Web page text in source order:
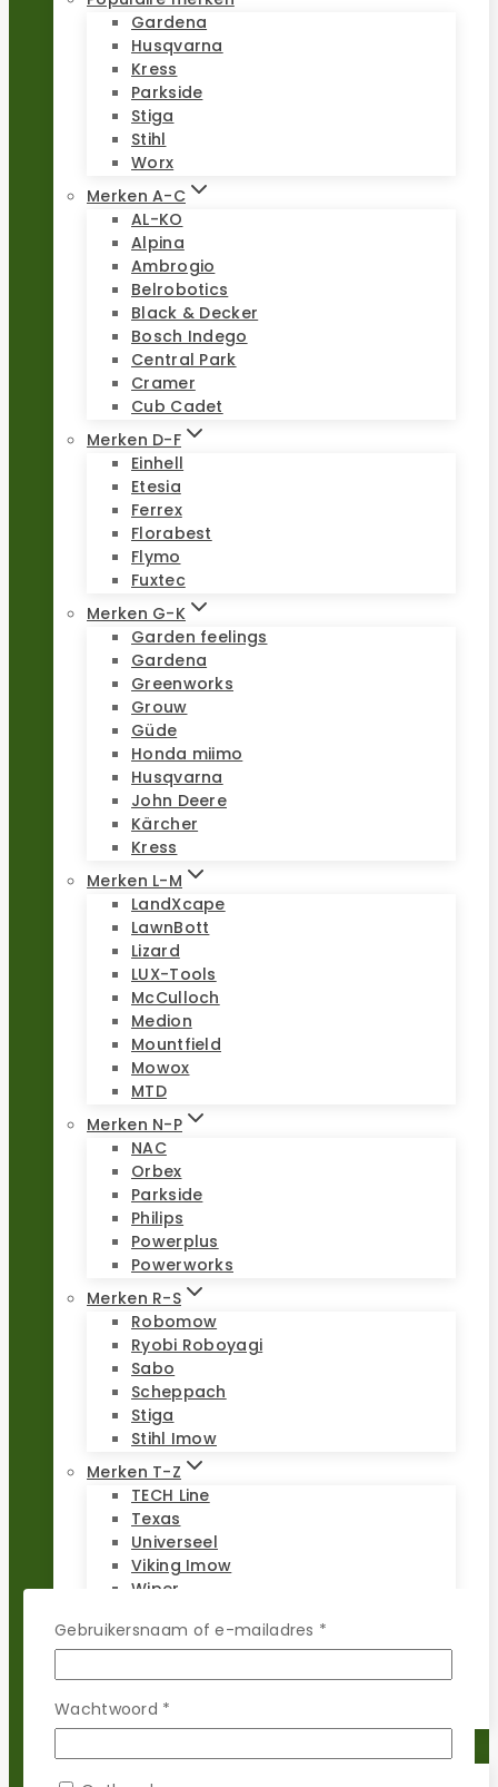
Gardena
Husqvarna
Kress
Parkside
Stiga
Stihl
Worx
Merken A-C
AL-KO
Alpina
Ambrogio
Belrobotics
Black & Decker
Bosch Indego
Central Park
Cramer
Cub Cadet
Merken D-F
Einhell
Etesia
Ferrex
Florabest
Flymo
Fuxtec
Merken G-K
Garden feelings
Gardena
Greenworks
Grouw
Güde
Honda miimo
Husqvarna
John Deere
Kärcher
Kress
Merken L-M
LandXcape
LawnBott
Lizard
LUX-Tools
McCulloch
Medion
Mountfield
Mowox
MTD
Merken N-P
NAC
Orbex
Parkside
Philips
Powerplus
Powerworks
Merken R-S
Robomow
Ryobi Roboyagi
Sabo
Scheppach
Stiga
Stihl Imow
Merken T-Z
TECH Line
Texas
Universeel
Viking Imow
Wiper
Worx Landroid
Zoef Robot
Gebruikersnaam of e-mailadres *
Wachtwoord *